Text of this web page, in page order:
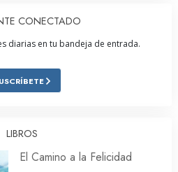
CONECTADO
diarias en tu bandeja de entrada.
LIBROS
El Camino a la Felicidad